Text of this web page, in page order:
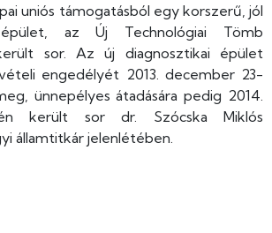
uniós támogatásból egy korszerű, jól
az Új Technológiai Tömb
sor. Az új diagnosztikai épület
engedélyét 2013. december 23-
ünnepélyes átadására pedig 2014.
került sor dr. Szócska Miklós
államtitkár jelenlétében.